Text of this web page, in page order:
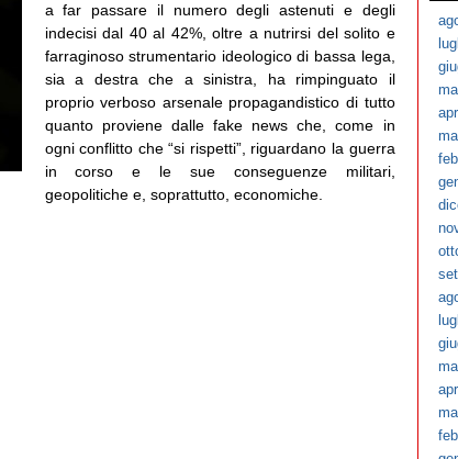
a far passare il numero degli astenuti e degli
indecisi dal 40 al 42%, oltre a nutrirsi del solito e
farraginoso strumentario ideologico di bassa lega,
sia a destra che a sinistra, ha rimpinguato il
proprio verboso arsenale propagandistico di tutto
quanto proviene dalle fake news che, come in
ogni conflitto che “si rispetti”, riguardano la guerra
in corso e le sue conseguenze militari,
geopolitiche e, soprattutto, economiche.